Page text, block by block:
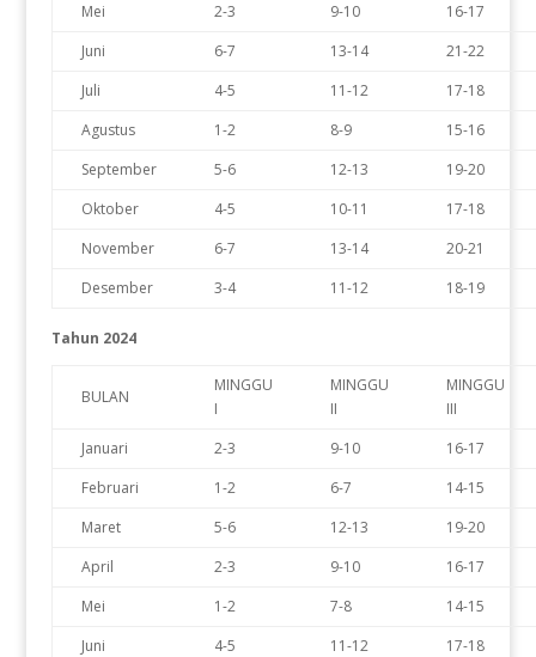
Mei
2-3 9-10
16-17
Juni
6-7 13-14
21-22
Juli
4-5 11-12
17-18
Agustus
1-2 8-9
15-16
September
5-6 12-13
19-20
Oktober
4-5 10-11
17-18
November
6-7 13-14
20-21
Desember
3-4 11-12 18-19
Tahun 2024
BULAN
MINGGU
I
MINGGU
II
MINGGU
III
Januari
2-3 9-10
16-17
Februari
1-2 6-7
14-15
Maret
5-6 12-13
19-20
April
2-3 9-10
16-17
Mei
1-2 7-8
14-15
Juni
4-5 11-12
17-18